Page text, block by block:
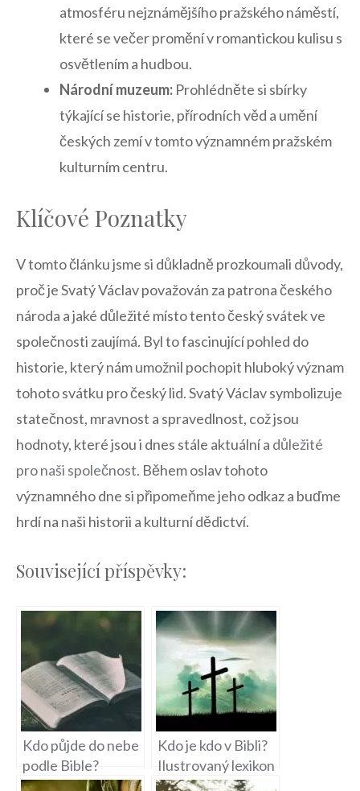
atmosféru nejznámějšího pražského náměstí,
které se večer‌ promění v romantickou kulisu s
osvětlením a hudbou.
Národní muzeum: Prohlédněte si sbírky
týkající se historie,⁣ přírodních věd a umění
českých zemí v ​tomto významném pražském
‌kulturním‍ centru.
Klíčové Poznatky
V tomto článku ​jsme si důkladně prozkoumali ⁢důvody,
proč⁣ je Svatý Václav považován ⁢za patrona českého
národa a jaké důležité místo⁤ tento český svátek ve‌
společnosti⁢ zaujímá. Byl to fascinující⁢ pohled do
historie,‍ který nám umožnil pochopit hluboký význam
tohoto svátku ⁤pro český lid.⁤ Svatý Václav ⁢symbolizuje
statečnost, mravnost⁤ a spravedlnost, což ⁣jsou
⁢hodnoty, které jsou⁤ i‍ dnes ⁣stále aktuální a důležité
⁢pro naši společnost. Během oslav​ tohoto
významného‌ dne si připomeňme jeho​ odkaz a buďme
hrdí na ⁣naši historii a kulturní dědictví.
Související příspěvky:
Kdo půjde do nebe
podle Bible?
Biblická
Kdo je kdo v Bibli?
Ilustrovaný lexikon
Písma svatého